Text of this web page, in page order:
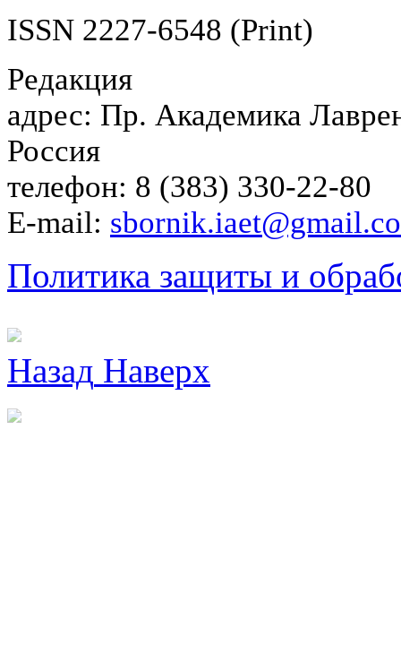
ISSN 2227-6548 (Print)
Редакция
адрес: Пр. Академика
Россия
телефон: 8 (383) 330-22-80
E-mail:
Политика защиты и
Назад Наверх